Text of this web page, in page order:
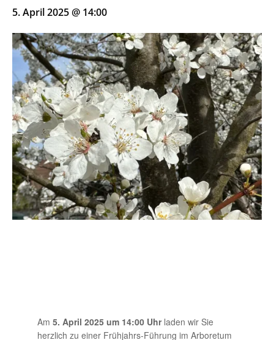
5. April 2025 @ 14:00
Am 5. April 2025 um 14:00 Uhr laden wir Sie
herzlich zu einer Frühjahrs-Führung im Arboretum